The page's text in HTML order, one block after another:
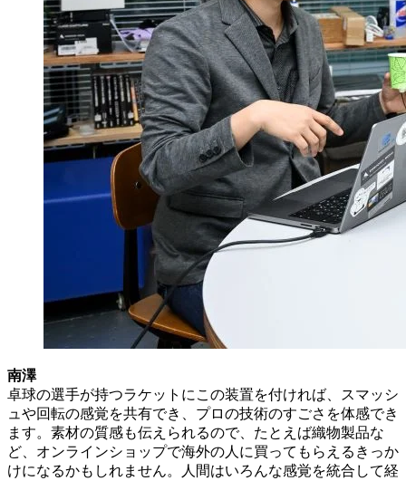
南澤
卓球の選手が持つラケットにこの装置を付ければ、スマッシ
ュや回転の感覚を共有でき、プロの技術のすごさを体感でき
ます。素材の質感も伝えられるので、たとえば織物製品な
ど、オンラインショップで海外の人に買ってもらえるきっか
けになるかもしれません。人間はいろんな感覚を統合して経